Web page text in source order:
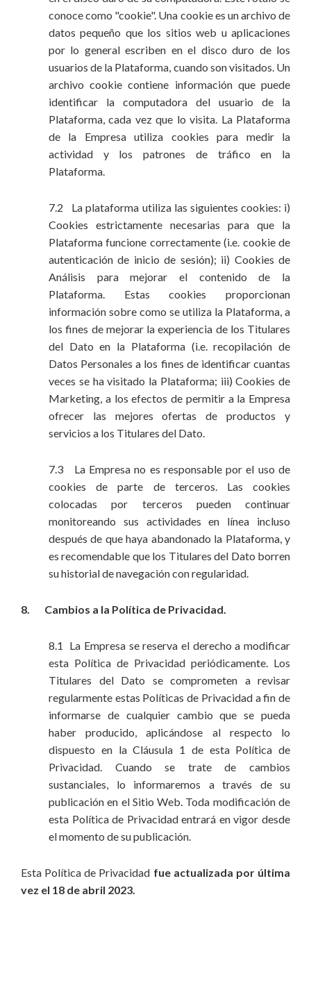
conoce como "cookie". Una cookie es un archivo de
datos pequeño que los sitios web u aplicaciones
por lo general escriben en el disco duro de los
usuarios de la Plataforma, cuando son visitados. Un
archivo cookie contiene información que puede
identificar la computadora del usuario de la
Plataforma, cada vez que lo visita. La Plataforma
de la Empresa utiliza cookies para medir la
actividad y los patrones de tráfico en la
Plataforma.
7.2 La plataforma utiliza las siguientes cookies: i)
Cookies estrictamente necesarias para que la
Plataforma funcione correctamente (i.e. cookie de
autenticación de inicio de sesión); ii) Cookies de
Análisis para mejorar el contenido de la
Plataforma. Estas cookies proporcionan
información sobre como se utiliza la Plataforma, a
los fines de mejorar la experiencia de los Titulares
del Dato en la Plataforma (i.e. recopilación de
Datos Personales a los fines de identificar cuantas
veces se ha visitado la Plataforma; iii) Cookies de
Marketing, a los efectos de permitir a la Empresa
ofrecer las mejores ofertas de productos y
servicios a los Titulares del Dato.
7.3 La Empresa no es responsable por el uso de
cookies de parte de terceros. Las cookies
colocadas por terceros pueden continuar
monitoreando sus actividades en línea incluso
después de que haya abandonado la Plataforma, y
es recomendable que los Titulares del Dato borren
su historial de navegación con regularidad.
8. Cambios a la Política de Privacidad.
8.1 La Empresa se reserva el derecho a modificar
esta Política de Privacidad periódicamente. Los
Titulares del Dato se comprometen a revisar
regularmente estas Políticas de Privacidad a fin de
informarse de cualquier cambio que se pueda
haber producido, aplicándose al respecto lo
dispuesto en la Cláusula 1 de esta Política de
Privacidad. Cuando se trate de cambios
sustanciales, lo informaremos a través de su
publicación en el Sitio Web. Toda modificación de
esta Política de Privacidad entrará en vigor desde
el momento de su publicación.
Esta Política de Privacidad fue actualizada por última
vez el 18 de abril 2023.